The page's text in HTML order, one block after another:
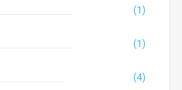
(1)
(1)
(4)